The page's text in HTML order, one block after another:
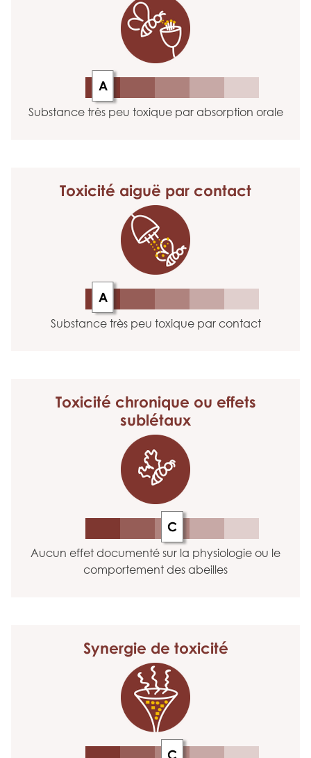
A
Substance très peu toxique par absorption orale
Toxicité aiguë par contact
A
Substance très peu toxique par contact
Toxicité chronique ou effets
sublétaux
C
Aucun effet documenté sur la physiologie ou le
comportement des abeilles
Synergie de toxicité
C